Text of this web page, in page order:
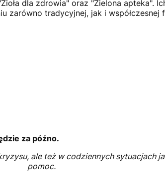
dla zdrowia" oraz "Zielona apteka".
zarówno tradycyjnej, jak i współczesnej
za późno.
ale też w codziennych sytuacjach
pomoc.